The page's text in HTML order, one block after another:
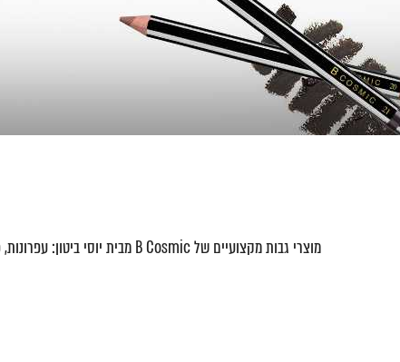
מוצרי גבות מקצועיים של B Cosmic מבית יוסי ביטון: עפרונות, פיגמנטים, ג'לים ושבלונות לעיצוב. המוצרים יוצרים גבות מודגשות, סימטריות וטבעיות, עם עמידות לאורך זמן וגוונים מותאמים לכל צבעי שיער.